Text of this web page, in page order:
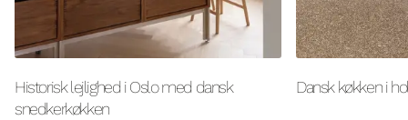
Historisk lejlighed i Oslo med dansk
snedkerkøkken
Dansk køkken i